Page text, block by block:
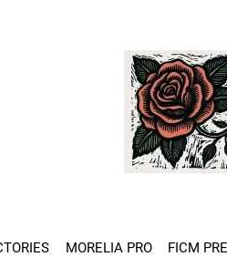
Image
MORELIA PRO FICM